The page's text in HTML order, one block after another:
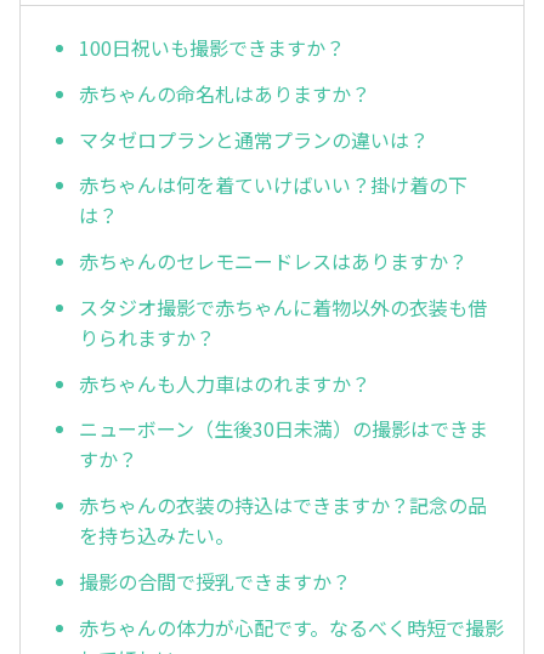
100日祝いも撮影できますか？
赤ちゃんの命名札はありますか？
マタゼロプランと通常プランの違いは？
赤ちゃんは何を着ていけばいい？掛け着の下
は？
赤ちゃんのセレモニードレスはありますか？
スタジオ撮影で赤ちゃんに着物以外の衣装も借
りられますか？
赤ちゃんも人力車はのれますか？
ニューボーン（生後30日未満）の撮影はできま
すか？
赤ちゃんの衣装の持込はできますか？記念の品
を持ち込みたい。
撮影の合間で授乳できますか？
赤ちゃんの体力が心配です。なるべく時短で撮影